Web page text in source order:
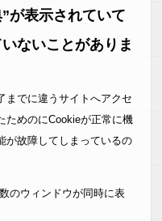
が表示されていて
ないことがありま
までに違うサイトへアクセ
ためのにCookieが正常に機
が故障してしまっているの
のウィンドウが同時に表